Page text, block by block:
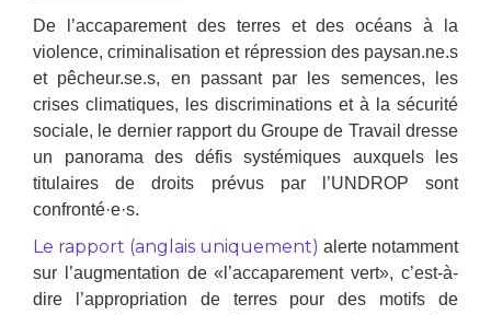
De l’accaparement des terres et des océans à la
violence, criminalisation et répression des paysan.ne.s
et pêcheur.se.s, en passant par les semences, les
crises climatiques, les discriminations et à la sécurité
sociale, le dernier rapport du Groupe de Travail dresse
un panorama des défis systémiques auxquels les
titulaires de droits prévus par l’UNDROP sont
confronté·e·s.
Le rapport (anglais uniquement) alerte notamment
sur l’augmentation de «l’accaparement vert», c’est-à-
dire l’appropriation de terres pour des motifs de